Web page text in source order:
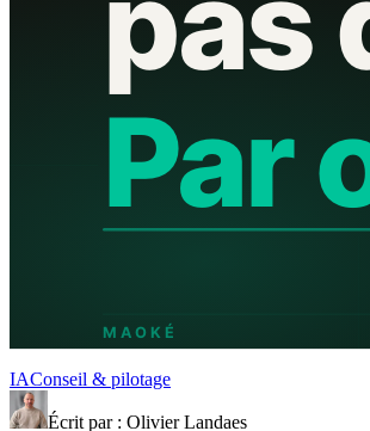
IAConseil & pilotage
Écrit par : Olivier Landaes